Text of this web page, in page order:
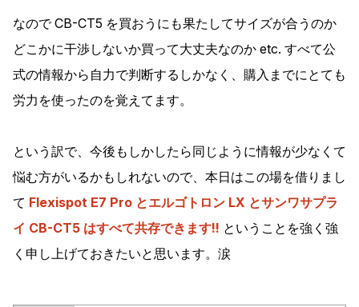
なので CB-CT5 を買おうにも果たしてサイズが合うのか
どこかに干渉しないか買って大丈夫なのか etc. すべて公
式の情報から自力で判断するしかなく、購入までにとても
労力を使ったのを覚えてます。
という訳で、今後もしかしたら同じように情報が少なくて
悩む方がいるかもしれないので、本日はこの場を借りまし
て Flexispot E7 Pro とエルゴトロン LX とサンワサプラ
イ CB-CT5 はすべて共存できます!! ということを強く強
く申し上げておきたいと思います。涙